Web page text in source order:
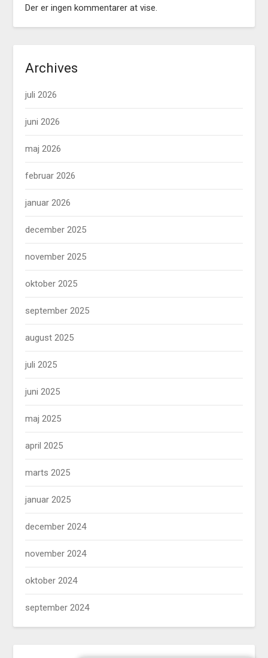
Der er ingen kommentarer at vise.
Archives
juli 2026
juni 2026
maj 2026
februar 2026
januar 2026
december 2025
november 2025
oktober 2025
september 2025
august 2025
juli 2025
juni 2025
maj 2025
april 2025
marts 2025
januar 2025
december 2024
november 2024
oktober 2024
september 2024